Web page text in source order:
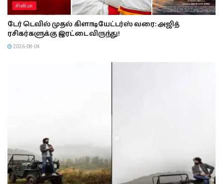
சினிமா
டேர் டெவில் முதல் கிளாடியேட்டர்ஸ் வரை: அஜித்
ரசிகர்களுக்கு இரட்டை விருந்து!
2026-08-04